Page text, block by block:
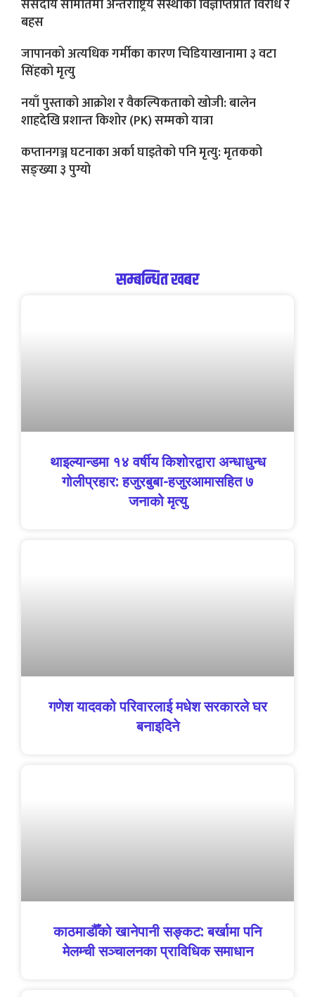
संसदीय समितिमा अन्तर्राष्ट्रिय संस्थाको विज्ञप्तिप्रति विरोध र
बहस
जापानको अत्यधिक गर्मीका कारण चिडियाखानामा ३ वटा
सिंहको मृत्यु
नयाँ पुस्ताको आक्रोश र वैकल्पिकताको खोजी: बालेन
शाहदेखि प्रशान्त किशोर (PK) सम्मको यात्रा
कप्तानगञ्ज घटनाका अर्का घाइतेको पनि मृत्यु: मृतकको
सङ्ख्या ३ पुग्यो
सम्बन्धित खबर
थाइल्यान्डमा १४ वर्षीय किशोरद्वारा अन्धाधुन्ध
गोलीप्रहार: हजुरबुबा-हजुरआमासहित ७
जनाको मृत्यु
गणेश यादवको परिवारलाई मधेश सरकारले घर
बनाइदिने
काठमाडौँको खानेपानी सङ्कट: बर्खामा पनि
मेलम्ची सञ्चालनका प्राविधिक समाधान